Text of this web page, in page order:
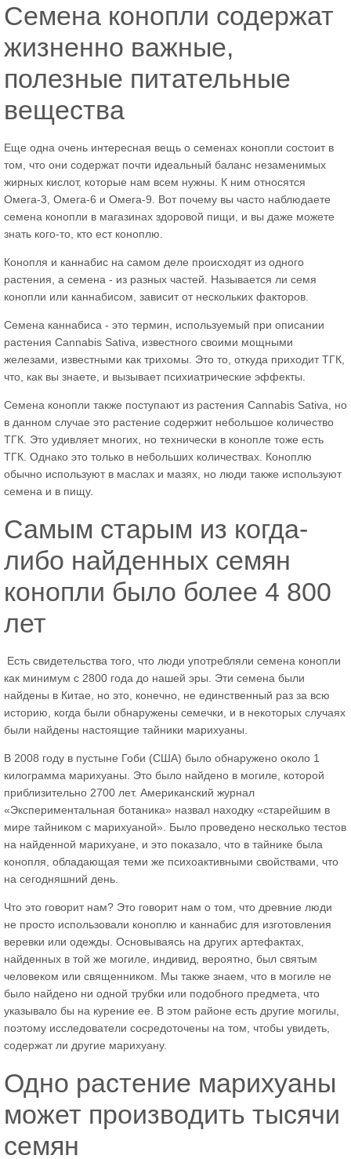
Семена конопли содержат
жизненно важные,
полезные питательные
вещества
Еще одна очень интересная вещь о семенах конопли состоит в
том, что они содержат почти идеальный баланс незаменимых
жирных кислот, которые нам всем нужны. К ним относятся
Омега-3, Омега-6 и Омега-9. Вот почему вы часто наблюдаете
семена конопли в магазинах здоровой пищи, и вы даже можете
знать кого-то, кто ест коноплю.
Конопля и каннабис на самом деле происходят из одного
растения, а семена - из разных частей. Называется ли семя
конопли или каннабисом, зависит от нескольких факторов.
Семена каннабиса - это термин, используемый при описании
растения Cannabis Sativa, известного своими мощными
железами, известными как трихомы. Это то, откуда приходит ТГК,
что, как вы знаете, и вызывает психиатрические эффекты.
Семена конопли также поступают из растения Cannabis Sativa, но
в данном случае это растение содержит небольшое количество
ТГК. Это удивляет многих, но технически в конопле тоже есть
ТГК. Однако это только в небольших количествах. Коноплю
обычно используют в маслах и мазях, но люди также используют
семена и в пищу.
Самым старым из когда-
либо найденных семян
конопли было более 4 800
лет
Есть свидетельства того, что люди употребляли семена конопли
как минимум с 2800 года до нашей эры. Эти семена были
найдены в Китае, но это, конечно, не единственный раз за всю
историю, когда были обнаружены семечки, и в некоторых случаях
были найдены настоящие тайники марихуаны.
В 2008 году в пустыне Гоби (США) было обнаружено около 1
килограмма марихуаны. Это было найдено в могиле, которой
приблизительно 2700 лет. Американский журнал
«Экспериментальная ботаника» назвал находку «старейшим в
мире тайником с марихуаной». Было проведено несколько тестов
на найденной марихуане, и это показало, что в тайнике была
конопля, обладающая теми же психоактивными свойствами, что
на сегодняшний день.
Что это говорит нам? Это говорит нам о том, что древние люди
не просто использовали коноплю и каннабис для изготовления
веревки или одежды. Основываясь на других артефактах,
найденных в той же могиле, индивид, вероятно, был святым
человеком или священником. Мы также знаем, что в могиле не
было найдено ни одной трубки или подобного предмета, что
указывало бы на курение ее. В этом районе есть другие могилы,
поэтому исследователи сосредоточены на том, чтобы увидеть,
содержат ли другие марихуану.
Одно растение марихуаны
может производить тысячи
семян